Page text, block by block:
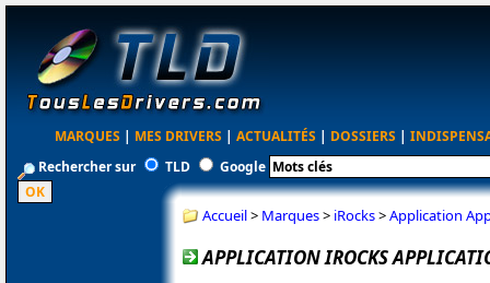
MARQUES | MES DRIVERS | ACTUALITÉS | DOSSIERS |
Rechercher sur
TLD Google
Accueil> Marques> iRocks>Application
APPLICATION IROCKS